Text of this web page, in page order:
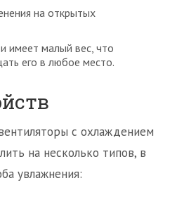
на открытых
имеет малый вес, что
его в любое место.
с охлаждением
на несколько типов, в
увлажнения: